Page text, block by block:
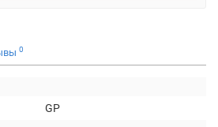
0
GP